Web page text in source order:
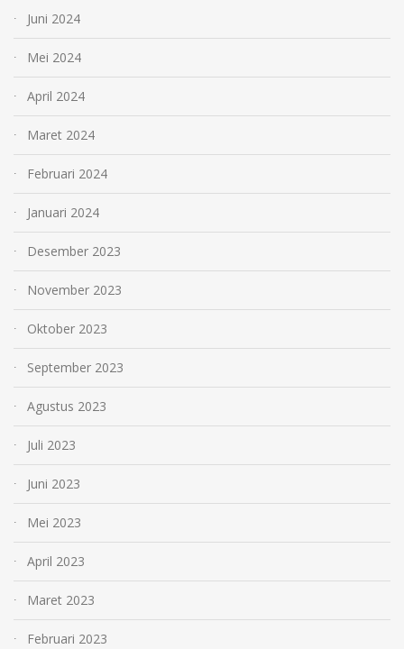
Juni 2024
Mei 2024
April 2024
Maret 2024
Februari 2024
Januari 2024
Desember 2023
November 2023
Oktober 2023
September 2023
Agustus 2023
Juli 2023
Juni 2023
Mei 2023
April 2023
Maret 2023
Februari 2023